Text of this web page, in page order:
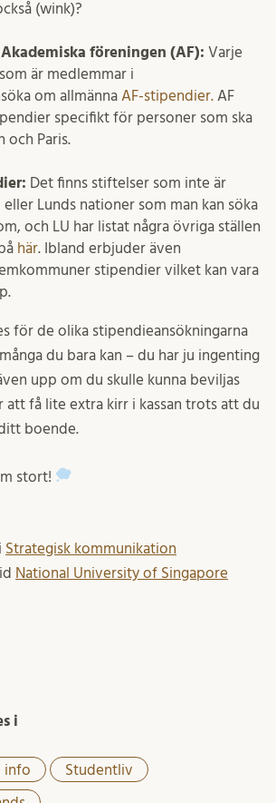
(wink)?
föreningen (AF): Varje
är medlemmar i
om allmänna AF-stipendier. AF
specifikt för personer som ska
och Paris.
Det finns stiftelser som inte är
Lunds nationer som man kan söka
och LU har listat några övriga ställen
här. Ibland erbjuder även
stipendier vilket kan vara
för de olika stipendieansökningarna
du bara kan – du har ju ingenting
upp om du skulle kunna beviljas
att få lite extra kirr i kassan trots att du
boende.
stort!
Strategisk kommunikation
National University of Singapore
i
info Studentliv